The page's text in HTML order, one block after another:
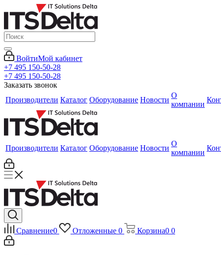
ВойтиМой кабинет
+7 495 150-50-28
+7 495 150-50-28
Заказать звонок
Производители Каталог Оборудование Новости
О
компании
Производители Каталог Оборудование Новости
О
компании
Сравнение0 Отложенные 0 Корзина0 0